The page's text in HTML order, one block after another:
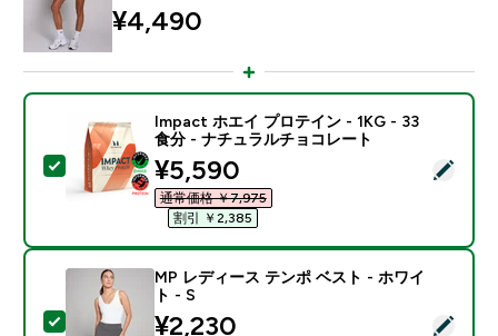
¥4,490‎
この商品を選択 - Impact ホエイ プロテイン - 1KG -
Impact ホエイ プロテイン - 1KG - 33
食分 - ナチュラルチョコレート
discounted price
¥5,590‎
通常価格 ￥7,975‎
割引 ￥2,385‎
この商品を選択 - MP レディース テンポ ベスト - ホワ
MP レディース テンポ ベスト - ホワイ
ト - S
discounted price
¥2,230‎